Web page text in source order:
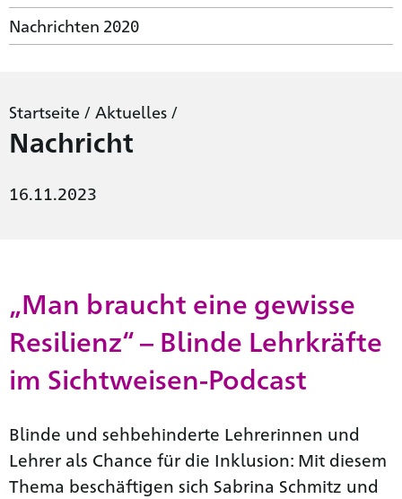
Nachrichten 2020
Startseite / Aktuelles /
Nachricht
16.11.2023
„Man braucht eine gewisse
Resilienz“ – Blinde Lehrkräfte
im Sichtweisen-Podcast
Blinde und sehbehinderte Lehrerinnen und
Lehrer als Chance für die Inklusion: Mit diesem
Thema beschäftigen sich Sabrina Schmitz und